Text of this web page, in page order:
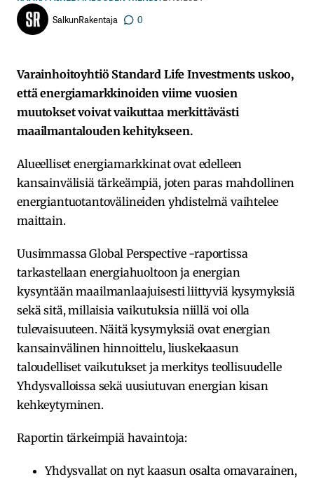
SalkunRakentaja
0
Varainhoitoyhtiö Standard Life Investments uskoo,
että energiamarkkinoiden viime vuosien
muutokset voivat vaikuttaa merkittävästi
maailmantalouden kehitykseen.
Alueelliset energiamarkkinat ovat edelleen
kansainvälisiä tärkeämpiä, joten paras mahdollinen
energiantuotantovälineiden yhdistelmä vaihtelee
maittain.
Uusimmassa Global Perspective -raportissa
tarkastellaan energiahuoltoon ja energian
kysyntään maailmanlaajuisesti liittyviä kysymyksiä
sekä sitä, millaisia vaikutuksia niillä voi olla
tulevaisuuteen. Näitä kysymyksiä ovat energian
kansainvälinen hinnoittelu, liuskekaasun
taloudelliset vaikutukset ja merkitys teollisuudelle
Yhdysvalloissa sekä uusiutuvan energian kisan
kehkeytyminen.
Raportin tärkeimpiä havaintoja:
Yhdysvallat on nyt kaasun osalta omavarainen,